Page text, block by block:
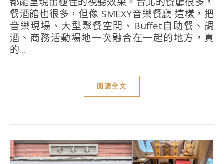
餐酒館也很多，但像 SMEXY音樂餐廳 這樣，把
音樂現場、大型聚餐空間、Buffet自助餐、調
酒、商務活動場地一次融合在一起的地方，真
的...
閱讀全文